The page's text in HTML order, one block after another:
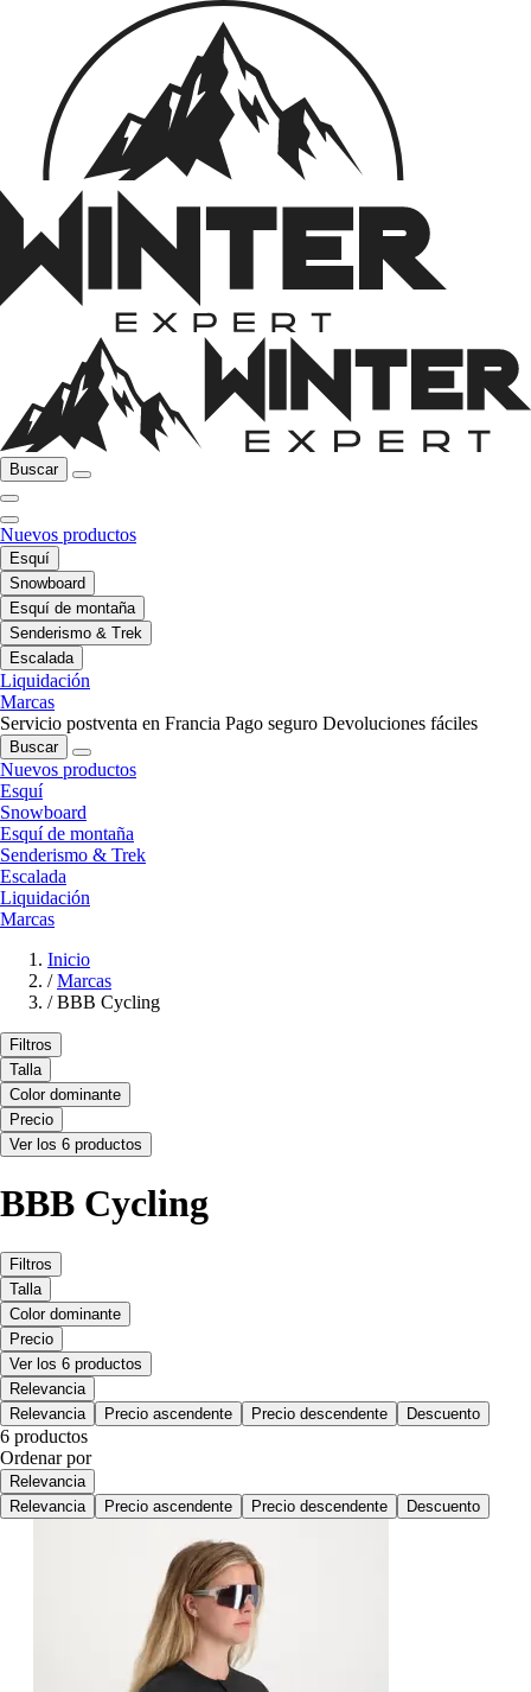
Buscar
Nuevos productos
Esquí
Snowboard
Esquí de montaña
Senderismo & Trek
Escalada
Liquidación
Marcas
Servicio postventa en Francia Pago seguro Devoluciones fáciles
Buscar
Nuevos productos
Esquí
Snowboard
Esquí de montaña
Senderismo & Trek
Escalada
Liquidación
Marcas
Inicio
/ Marcas
/ BBB Cycling
Filtros
Talla
Color dominante
Precio
Ver los 6 productos
BBB Cycling
Filtros
Talla
Color dominante
Precio
Ver los 6 productos
Relevancia
Relevancia
Precio ascendente Precio descendente Descuento
6 productos
Ordenar por
Relevancia
Relevancia
Precio ascendente Precio descendente Descuento